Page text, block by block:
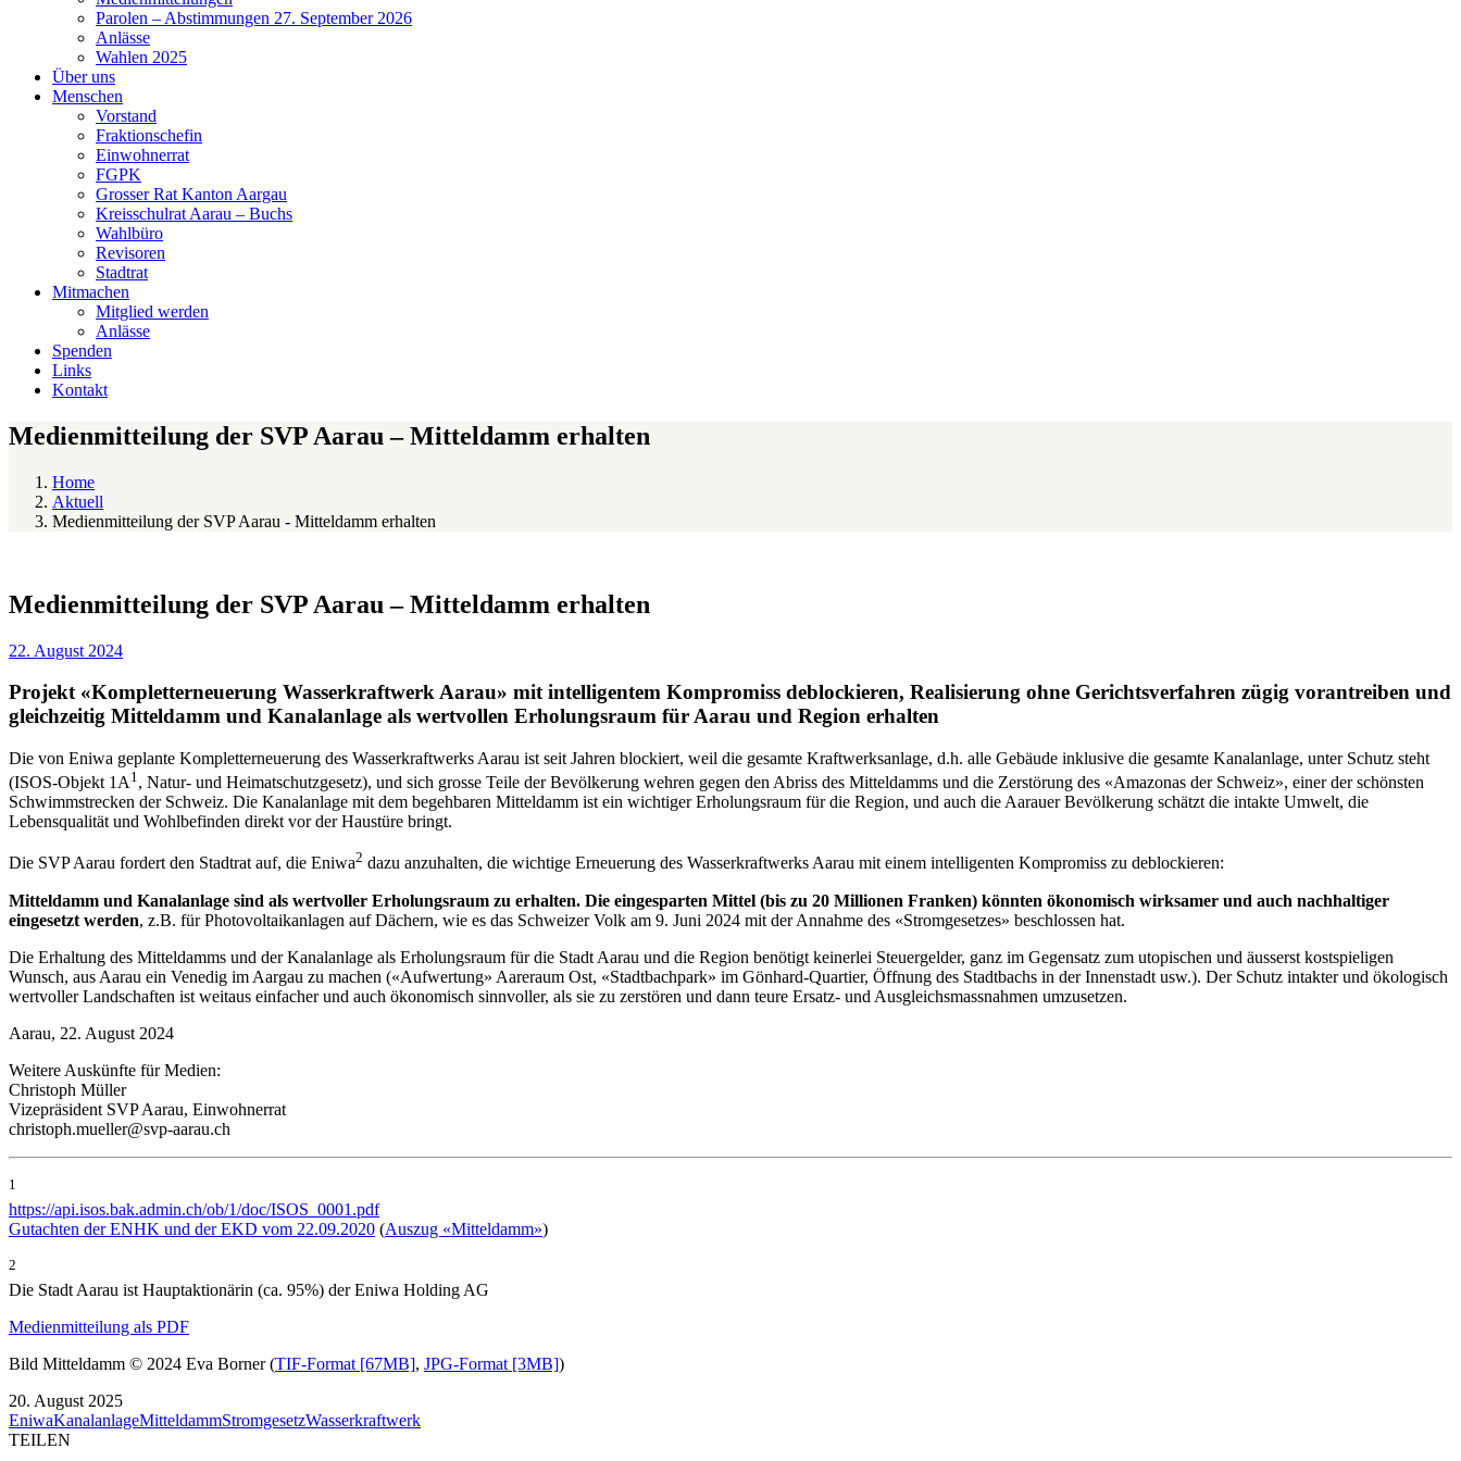
Parolen – Abstimmungen 27. September 2026
Anlässe
Wahlen 2025
Über uns
Menschen
Vorstand
Fraktionschefin
Einwohnerrat
FGPK
Grosser Rat Kanton Aargau
Kreisschulrat Aarau – Buchs
Wahlbüro
Revisoren
Stadtrat
Mitmachen
Mitglied werden
Anlässe
Spenden
Links
Kontakt
Medienmitteilung der SVP Aarau – Mitteldamm erhalten
Home
Aktuell
Medienmitteilung der SVP Aarau - Mitteldamm erhalten
Medienmitteilung der SVP Aarau – Mitteldamm erhalten
22. August 2024
Projekt «Kompletterneuerung Wasserkraftwerk Aarau» mit intelligentem Kompromiss deblockieren, Realisierung ohne Gerichtsverfahren zügig vorantreiben und
gleichzeitig Mitteldamm und Kanalanlage als wertvollen Erholungsraum für Aarau und Region erhalten
Die von Eniwa geplante Kompletterneuerung des Wasserkraftwerks Aarau ist seit Jahren blockiert, weil die gesamte Kraftwerksanlage, d.h. alle Gebäude inklusive die gesamte Kanalanlage, unter Schutz steht
(ISOS-Objekt 1A 1, Natur- und Heimatschutzgesetz), und sich grosse Teile der Bevölkerung wehren gegen den Abriss des Mitteldamms und die Zerstörung des «Amazonas der Schweiz», einer der schönsten
Schwimmstrecken der Schweiz. Die Kanalanlage mit dem begehbaren Mitteldamm ist ein wichtiger Erholungsraum für die Region, und auch die Aarauer Bevölkerung schätzt die intakte Umwelt, die
Lebensqualität und Wohlbefinden direkt vor der Haustüre bringt.
Die SVP Aarau fordert den Stadtrat auf, die Eniwa2 dazu anzuhalten, die wichtige Erneuerung des Wasserkraftwerks Aarau mit einem intelligenten Kompromiss zu deblockieren:
Mitteldamm und Kanalanlage sind als wertvoller Erholungsraum zu erhalten. Die eingesparten Mittel (bis zu 20 Millionen Franken) könnten ökonomisch wirksamer und auch nachhaltiger
eingesetzt werden, z.B. für Photovoltaikanlagen auf Dächern, wie es das Schweizer Volk am 9. Juni 2024 mit der Annahme des «Stromgesetzes» beschlossen hat.
Die Erhaltung des Mitteldamms und der Kanalanlage als Erholungsraum für die Stadt Aarau und die Region benötigt keinerlei Steuergelder, ganz im Gegensatz zum utopischen und äusserst kostspieligen
Wunsch, aus Aarau ein Venedig im Aargau zu machen («Aufwertung» Aareraum Ost, «Stadtbachpark» im Gönhard-Quartier, Öffnung des Stadtbachs in der Innenstadt usw.). Der Schutz intakter und ökologisch
wertvoller Landschaften ist weitaus einfacher und auch ökonomisch sinnvoller, als sie zu zerstören und dann teure Ersatz- und Ausgleichsmassnahmen umzusetzen.
Aarau, 22. August 2024
Weitere Auskünfte für Medien:
Christoph Müller
Vizepräsident SVP Aarau, Einwohnerrat
christoph.mueller@svp-aarau.ch
1
https://api.isos.bak.admin.ch/ob/1/doc/ISOS_0001.pdf
Gutachten der ENHK und der EKD vom 22.09.2020 (Auszug «Mitteldamm»)
2
Die Stadt Aarau ist Hauptaktionärin (ca. 95%) der Eniwa Holding AG
Medienmitteilung als PDF
Bild Mitteldamm © 2024 Eva Borner (TIF-Format [67MB], JPG-Format [3MB])
20. August 2025
EniwaKanalanlageMitteldammStromgesetzWasserkraftwerk
TEILEN